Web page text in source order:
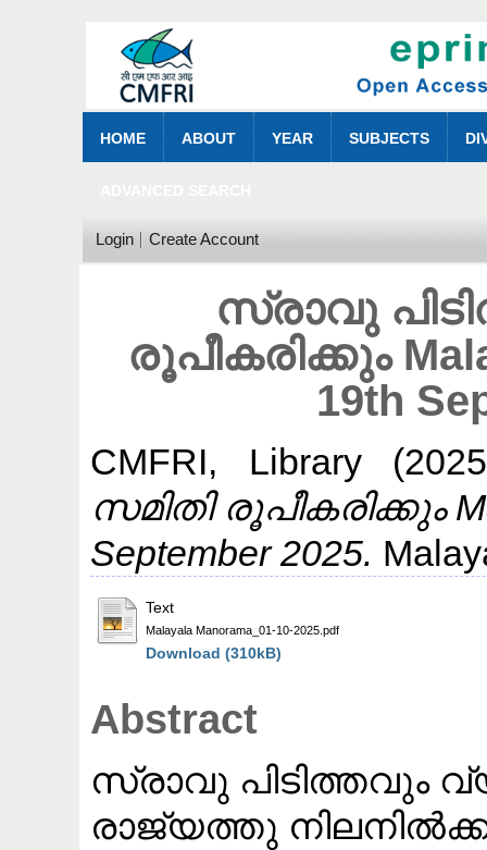
HOME ABOUT YEAR SUBJECTS
Login Create Account
സ്രാവു
രൂപീകരിക്കും
19th
CMFRI, Library
സമിതി രൂപീകരിക്കും
September 2025.
Text
Malayala Manorama_01-10-2025.pdf
Download (310kB)
Abstract
സ്രാവു പിടിത്തവും
രാജ്യത്തു